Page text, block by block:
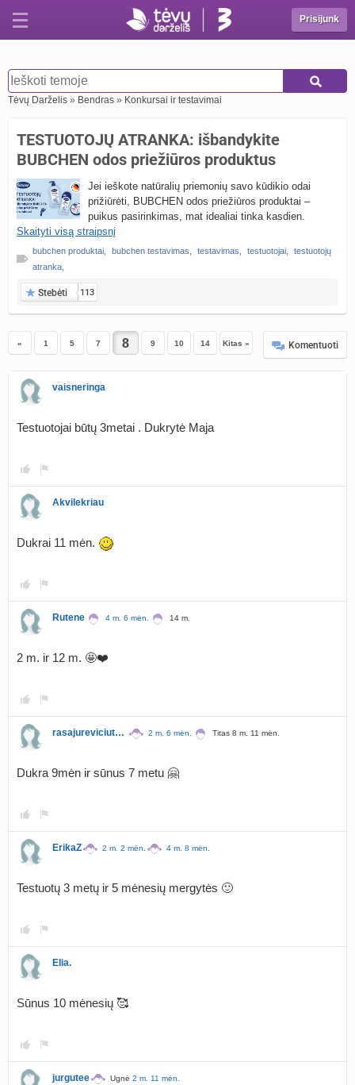
Prisijunk
Tėvų Darželis » Bendras » Konkursai ir testavimai
TESTUOTOJŲ ATRANKA: išbandykite
BUBCHEN odos priežiūros produktus
Jei ieškote natūralių priemonių savo kūdikio odai
prižiūrėti, BUBCHEN odos priežiūros produktai –
puikus pasirinkimas, mat idealiai tinka kasdien.
Skaityti visą straipsnį
bubchen produktai bubchen testavimas testavimas testuotojai
testuotojų
atranka
Stebėti 113
« 1 5 7 9 10 14 Kitas » Komentuoti
vaisneringa
Testuotojai būtų 3metai . Dukrytė Maja
Akvilekriau
Dukrai 11 mėn.
Rutene 4 m. 6 mėn. 14 m.
2 m. ir 12 m. 🤩❤️
rasajureviciute1124 2 m. 6 mėn. Titas 8 m. 11 mėn.
Dukra 9mėn ir sūnus 7 metu 🤗
ErikaZ 2 m. 2 mėn. 4 m. 8 mėn.
Testuotų 3 metų ir 5 mėnesių mergytės 🙂
Elia.
Sūnus 10 mėnesių 🥰
jurgutee Ugnė 2 m. 11 mėn.